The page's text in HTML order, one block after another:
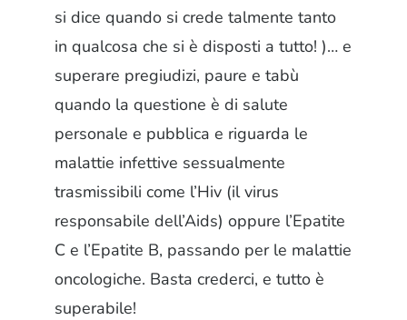
si dice quando si crede talmente tanto
in qualcosa che si è disposti a tutto! )… e
superare pregiudizi, paure e tabù
quando la questione è di salute
personale e pubblica e riguarda le
malattie infettive sessualmente
trasmissibili come l’Hiv (il virus
responsabile dell’Aids) oppure l’Epatite
C e l’Epatite B, passando per le malattie
oncologiche. Basta crederci, e tutto è
superabile!